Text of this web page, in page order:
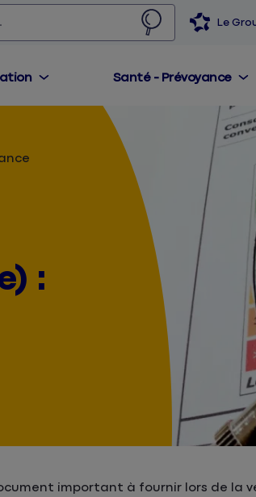
Le
Santé - Prévoyance
:
important à fournir lors de la